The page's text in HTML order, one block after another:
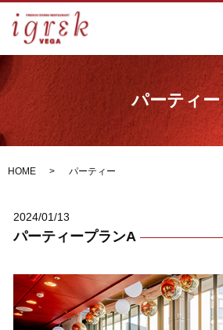
パーティー
HOME パーティー
2024/01/13
パーティープランA